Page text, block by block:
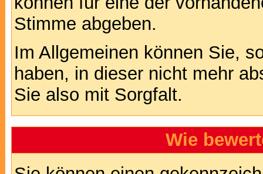
Stimme abgeben.
Im Allgemeinen können Sie,
haben, in dieser nicht mehr
Sie also mit Sorgfalt.
Wie